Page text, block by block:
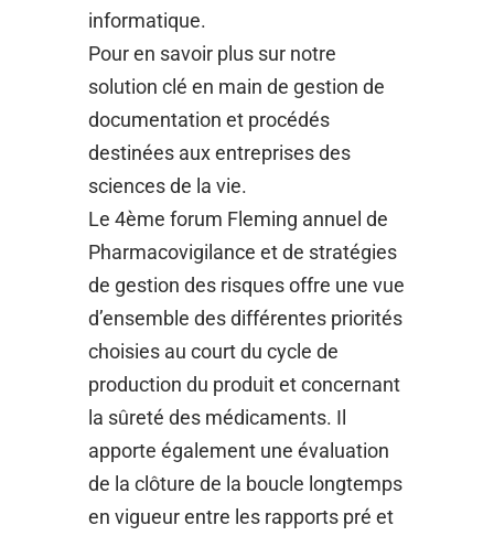
informatique.
Pour en savoir plus sur notre
solution clé en main de gestion de
documentation et procédés
destinées aux entreprises des
sciences de la vie.
Le 4ème forum Fleming annuel de
Pharmacovigilance et de stratégies
de gestion des risques offre une vue
d’ensemble des différentes priorités
choisies au court du cycle de
production du produit et concernant
la sûreté des médicaments. Il
apporte également une évaluation
de la clôture de la boucle longtemps
en vigueur entre les rapports pré et